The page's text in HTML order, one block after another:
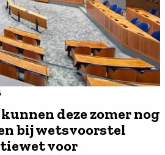
deze zomer nog
bij wetsvoorstel
voor